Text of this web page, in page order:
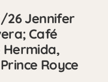
26 Jennifer
Café
Hermida,
Royce